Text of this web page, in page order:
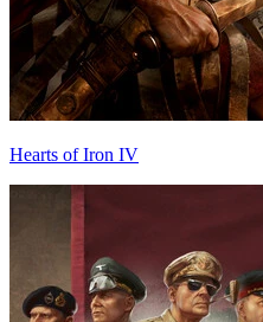
Hearts of Iron IV